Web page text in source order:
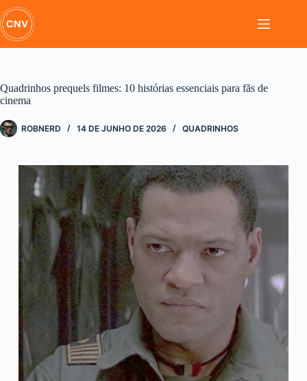
Pular
para
o
conteúdo
Quadrinhos prequels filmes: 10 histórias essenciais para fãs de
cinema
ROBNERD 14 DE JUNHO DE 2026 QUADRINHOS